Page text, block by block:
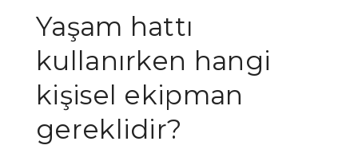
Yaşam hattı
kullanırken hangi
kişisel ekipman
gereklidir?